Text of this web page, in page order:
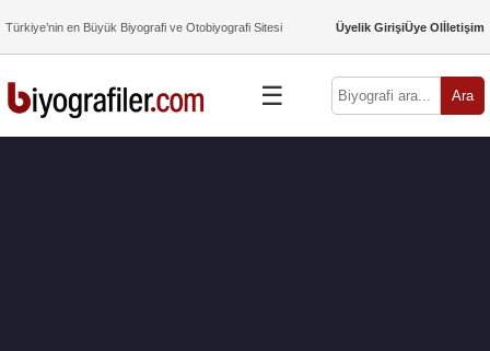
Türkiye’nin en Büyük Biyografi ve Otobiyografi Sitesi Üyelik GirişiÜye Olİletişim
☰ Ara